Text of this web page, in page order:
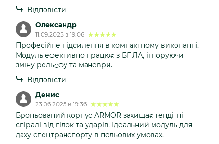
Відповісти
Олександр
11.09.2025 в 19:06
Професійне підсилення в компактному виконанні.
Модуль ефективно працює з БПЛА, ігноруючи
зміну рельєфу та маневри.
Відповісти
Денис
23.06.2025 в 19:36
Броньований корпус ARMOR захищає тендітні
спіралі від гілок та ударів. Ідеальний модуль для
даху спецтранспорту в польових умовах.